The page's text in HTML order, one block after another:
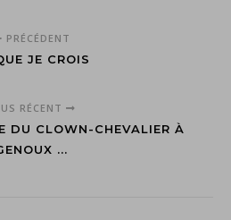
PRÉCÉDENT
JE CROIS
RÉCENT
DU CLOWN-CHEVALIER À
...